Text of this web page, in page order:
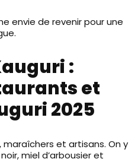
envie de revenir pour une
:
et
2025
et artisans. On y
miel d’arbousier et